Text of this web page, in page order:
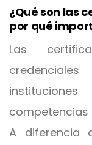
¿Qué son las
por qué
Las
competencias
A diferencia